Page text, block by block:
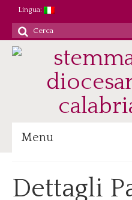
Lingua:
Cerca
per:
Menu
Patrimonio/Staff
Dettagli